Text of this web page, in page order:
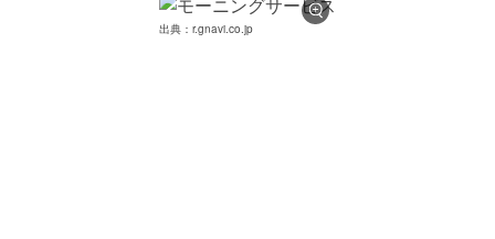
出典：r.gnavi.co.jp